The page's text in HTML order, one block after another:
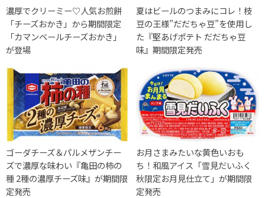
濃厚でクリーミー♡人気お煎餅
「チーズおかき」から期間限定
「カマンベールチーズおかき」
が登場
夏はビールのつまみにコレ！枝
豆の王様”だだちゃ豆”を使用し
た『堅あげポテト だだちゃ豆
味』期間限定発売
ゴーダチーズ＆パルメザンチー
ズで濃厚な味わい『亀田の柿の
種 2種の濃厚チーズ味』が期間限
定発売
お月さまみたいな黄色いおも
ち！和風アイス「雪見だいふく
秋限定お月見仕立て」が期間限
定発売